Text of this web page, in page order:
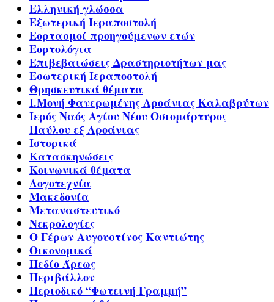
Ελληνική γλώσσα
Εξωτερική Ιεραποστολή
Εορτασμοί προηγούμενων ετών
Εορτολόγια
Επιβεβαιώσεις Δραστηριοτήτων μας
Εσωτερική Ιεραποστολή
Θρησκευτικά θέματα
Ι.Μονή Φανερωμένης Αροάνιας Καλαβρύτων
Ιερός Ναός Αγίου Νέου Οσιομάρτυρος
Παύλου εξ Αροάνιας
Ιστορικά
Κατασκηνώσεις
Κοινωνικά θέματα
Λογοτεχνία
Μακεδονία
Μεταναστευτικό
Νεκρολογίες
Ο Γέρων Αυγουστίνος Καντιώτης
Οικονομικά
Πεδίο Άρεως
Περιβάλλον
Περιοδικό “Φωτεινή Γραμμή”